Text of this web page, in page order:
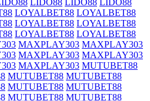
LIDO88 LIDO88 LIDO88
LOYALBET88 LOYALBET88
LOYALBET88 LOYALBET88
LOYALBET88 LOYALBET88
MAXPLAY303 MAXPLAY303
MAXPLAY303 MAXPLAY303
MAXPLAY303 MUTUBET88
MUTUBET88 MUTUBET88
MUTUBET88 MUTUBET88
MUTUBET88 MUTUBET88